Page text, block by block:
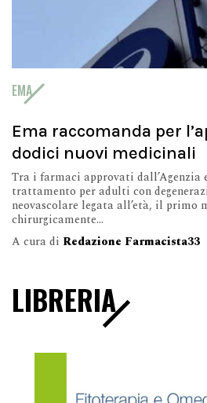
EMA
Ema raccomanda per
dodici nuovi medicinali
Tra i farmaci approvati dall’Agenzia
trattamento per adulti con
neovascolare legata all’età, il primo
chirurgicamente...
A cura di Redazione Farmacista33
LIBRERIA